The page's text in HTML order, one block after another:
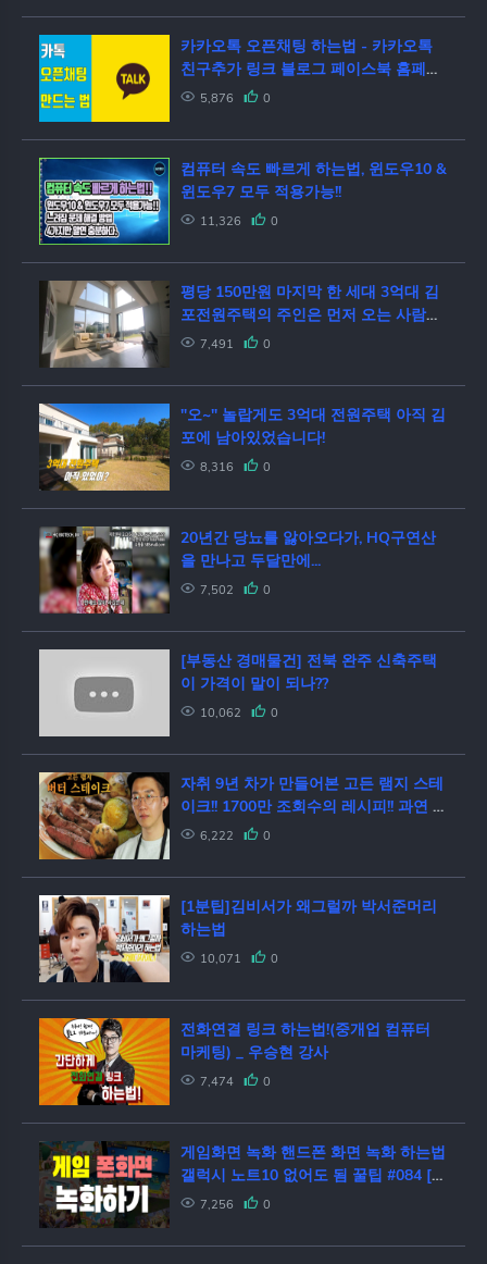
카카오톡 오픈채팅 하는법 - 카카오톡
친구추가 링크 블로그 페이스북 홈페이
지 카카오톡 상담
5,876 0
컴퓨터 속도 빠르게 하는법, 윈도우10 &
윈도우7 모두 적용가능!!
11,326 0
평당 150만원 마지막 한 세대 3억대 김
포전원주택의 주인은 먼저 오는 사람이
임자!!7,491 0
"오~" 놀랍게도 3억대 전원주택 아직 김
포에 남아있었습니다!
8,316 0
20년간 당뇨를 앓아오다가, HQ구연산
을 만나고 두달만에...
7,502 0
[부동산 경매물건] 전북 완주 신축주택
이 가격이 말이 되나??
10,062 0
자취 9년 차가 만들어본 고든 램지 스테
이크!! 1700만 조회수의 레시피!! 과연 성
공일까?! [집밥범선생]
6,222 0
[1분팁]김비서가 왜그럴까 박서준머리
하는법
10,071 0
전화연결 링크 하는법!(중개업 컴퓨터
마케팅) _ 우승현 강사
7,474 0
게임화면 녹화 핸드폰 화면 녹화 하는법
갤럭시 노트10 없어도 됨 꿀팁 #084 [초
보유튜버 유튜브팁]
7,256 0